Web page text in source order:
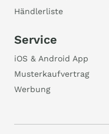
Händlerliste
Service
iOS & Android App
Musterkaufvertrag
Werbung